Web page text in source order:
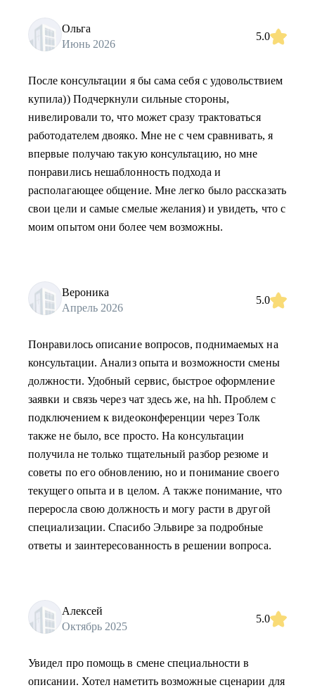
Ольга
Июнь 2026
5.0
После консультации я бы сама себя с удовольствием
купила)) Подчеркнули сильные стороны,
нивелировали то, что может сразу трактоваться
работодателем двояко. Мне не с чем сравнивать, я
впервые получаю такую консультацию, но мне
понравились нешаблонность подхода и
располагающее общение. Мне легко было рассказать
свои цели и самые смелые желания) и увидеть, что с
моим опытом они более чем возможны.
Вероника
Апрель 2026
5.0
Понравилось описание вопросов, поднимаемых на
консультации. Анализ опыта и возможности смены
должности. Удобный сервис, быстрое оформление
заявки и связь через чат здесь же, на hh. Проблем с
подключением к видеоконференции через Толк
также не было, все просто. На консультации
получила не только тщательный разбор резюме и
советы по его обновлению, но и понимание своего
текущего опыта и в целом. А также понимание, что
переросла свою должность и могу расти в другой
специализации. Спасибо Эльвире за подробные
ответы и заинтересованность в решении вопроса.
Алексей
Октябрь 2025
5.0
Увидел про помощь в смене специальности в
описании. Хотел наметить возможные сценарии для